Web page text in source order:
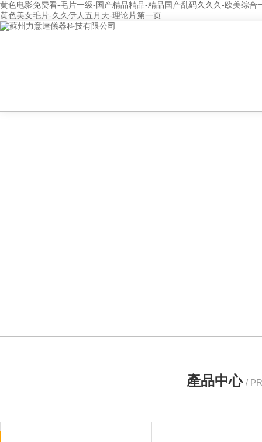
黄色电影免费看-毛片一级-国产精品精品-精品国产乱码久久久-欧美综
黄色美女毛片-久久伊人五月天-理论片第一页
產品中心 /